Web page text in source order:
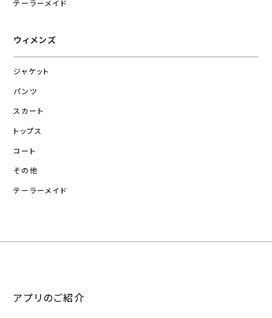
テーラーメイド
ウィメンズ
ジャケット
パンツ
スカート
トップス
コート
その他
テーラーメイド
アプリのご紹介